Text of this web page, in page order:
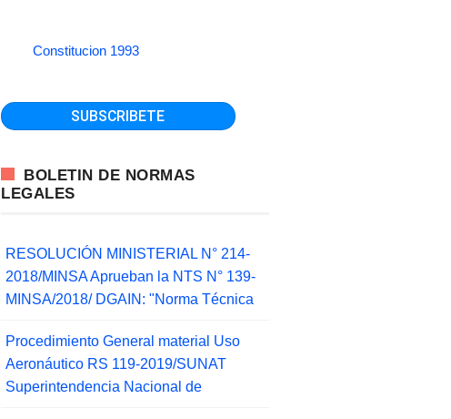
Constitucion 1993
BOLETIN DE NORMAS
LEGALES
RESOLUCIÓN MINISTERIAL N° 214-
2018/MINSA Aprueban la NTS N° 139-
MINSA/2018/ DGAIN: "Norma Técnica
Procedimiento General material Uso
Aeronáutico RS 119-2019/SUNAT
Superintendencia Nacional de